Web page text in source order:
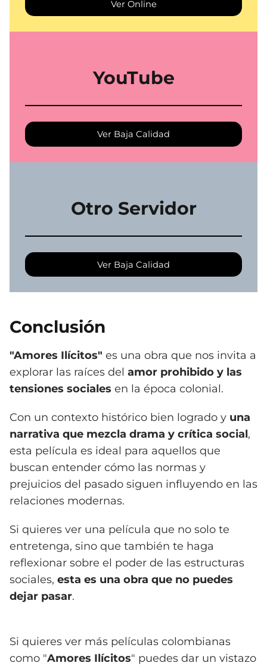
Ver Online
YouTube
Ver Baja Calidad
Otro Servidor
Ver Baja Calidad
Conclusión
"Amores Ilícitos" es una obra que nos invita a
explorar las raíces del amor prohibido y las
tensiones sociales en la época colonial.
Con un contexto histórico bien logrado y una
narrativa que mezcla drama y crítica social,
esta película es ideal para aquellos que
buscan entender cómo las normas y
prejuicios del pasado siguen influyendo en las
relaciones modernas.
Si quieres ver una película que no solo te
entretenga, sino que también te haga
reflexionar sobre el poder de las estructuras
sociales, esta es una obra que no puedes
dejar pasar.
Si quieres ver más películas colombianas
como "Amores Ilícitos" puedes dar un vistazo